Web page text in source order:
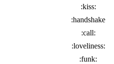
:kiss:
:handshake
:call:
:loveliness:
:funk: